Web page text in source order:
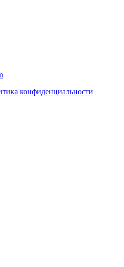
конфиденциальности